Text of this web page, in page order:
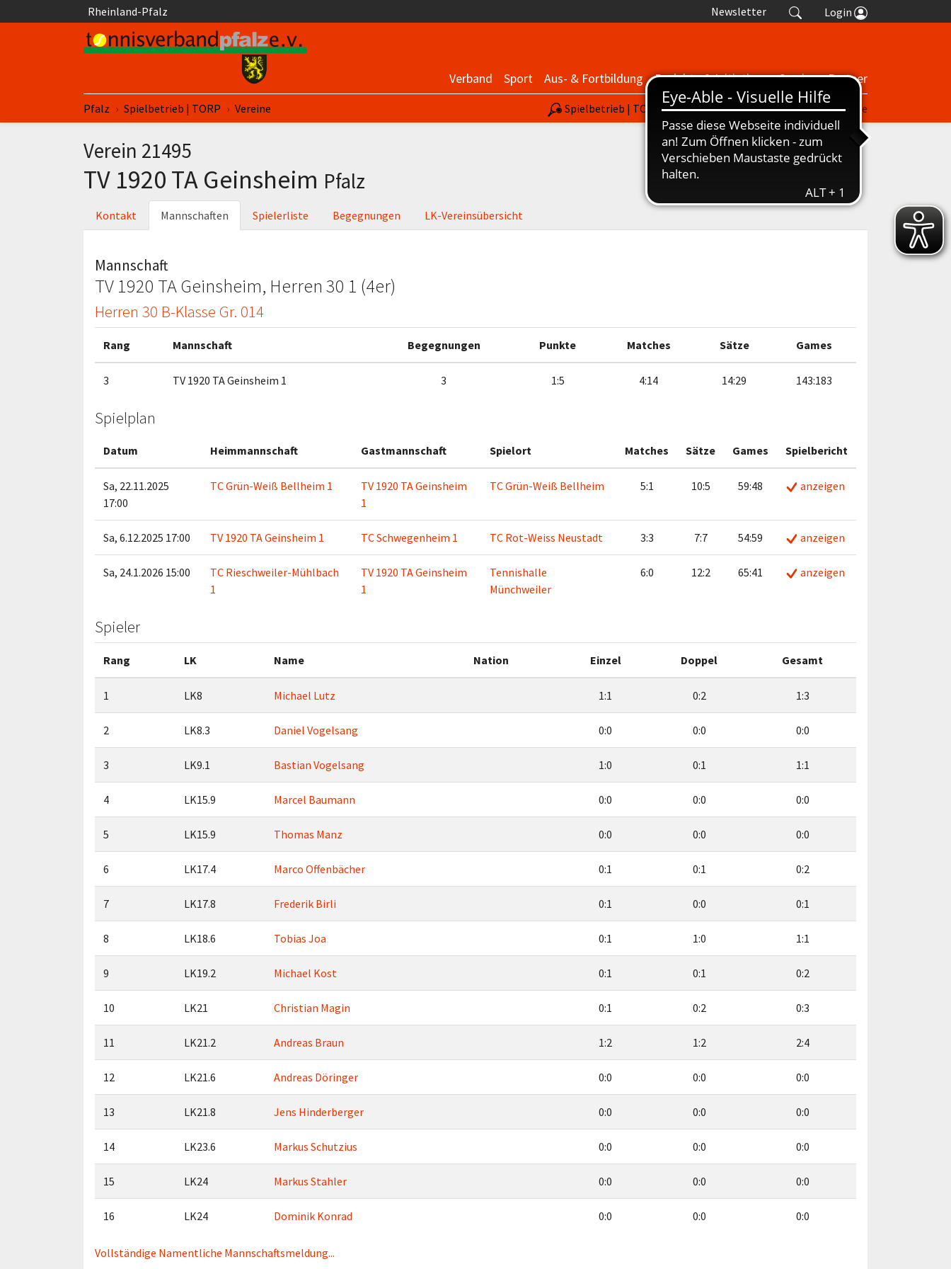
Springe zum SeiteninhaltRheinland-Pfalz Newsletter Login
Verband Sport Aus- & Fortbildung Projekte & Initiativen Service Partner
Spielbetrieb | TORP nuScore Turniere Termine
Sie sind hier:
Pfalz Spielbetrieb | TORP Vereine
Verein 21495
TV 1920 TA Geinsheim Pfalz
Kontakt Mannschaften Spielerliste Begegnungen LK-Vereinsübersicht
Mannschaft
TV 1920 TA Geinsheim, Herren 30 1 (4er)
Herren 30 B-Klasse Gr. 014
Rang Mannschaft Begegnungen Punkte Matches Sätze Games
3 TV 1920 TA Geinsheim 1 3 1:5 4:14 14:29 143:183
Spielplan
Datum Heimmannschaft Gastmannschaft Spielort Matches Sätze Games Spielbericht
Sa, 22.11.2025
17:00
TC Grün-Weiß Bellheim 1
TV 1920 TA Geinsheim
1
TC Grün-Weiß Bellheim 5:1 10:5 59:48 anzeigen
Sa, 6.12.2025 17:00 TV 1920 TA Geinsheim 1 TC Schwegenheim 1 TC Rot-Weiss Neustadt 3:3 7:7 54:59 anzeigen
Sa, 24.1.2026 15:00
TC Rieschweiler-Mühlbach
1
TV 1920 TA Geinsheim
1
Tennishalle
Münchweiler
6:0 12:2 65:41 anzeigen
Spieler
Rang LK Name Nation Einzel Doppel Gesamt
1 LK8 Michael Lutz 1:1 0:2 1:3
2 LK8.3 Daniel Vogelsang 0:0 0:0 0:0
3 LK9.1 Bastian Vogelsang 1:0 0:1 1:1
4 LK15.9 Marcel Baumann 0:0 0:0 0:0
5 LK15.9 Thomas Manz 0:0 0:0 0:0
6 LK17.4 Marco Offenbächer 0:1 0:1 0:2
7 LK17.8 Frederik Birli 0:1 0:0 0:1
8 LK18.6 Tobias Joa 0:1 1:0 1:1
9 LK19.2 Michael Kost 0:1 0:1 0:2
10 LK21 Christian Magin 0:1 0:2 0:3
11 LK21.2 Andreas Braun 1:2 1:2 2:4
12 LK21.6 Andreas Döringer 0:0 0:0 0:0
13 LK21.8 Jens Hinderberger 0:0 0:0 0:0
14 LK23.6 Markus Schutzius 0:0 0:0 0:0
15 LK24 Markus Stahler 0:0 0:0 0:0
16 LK24 Dominik Konrad 0:0 0:0 0:0
Vollständige Namentliche Mannschaftsmeldung...